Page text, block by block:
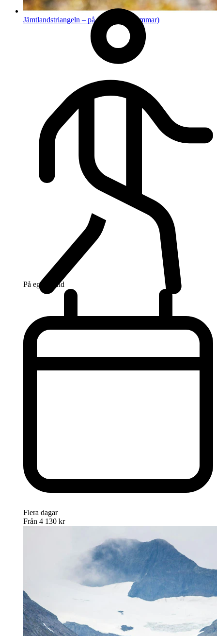
Jämtlandstriangeln – på egen hand (sommar)
På egen hand
Flera dagar
Från 4 130 kr